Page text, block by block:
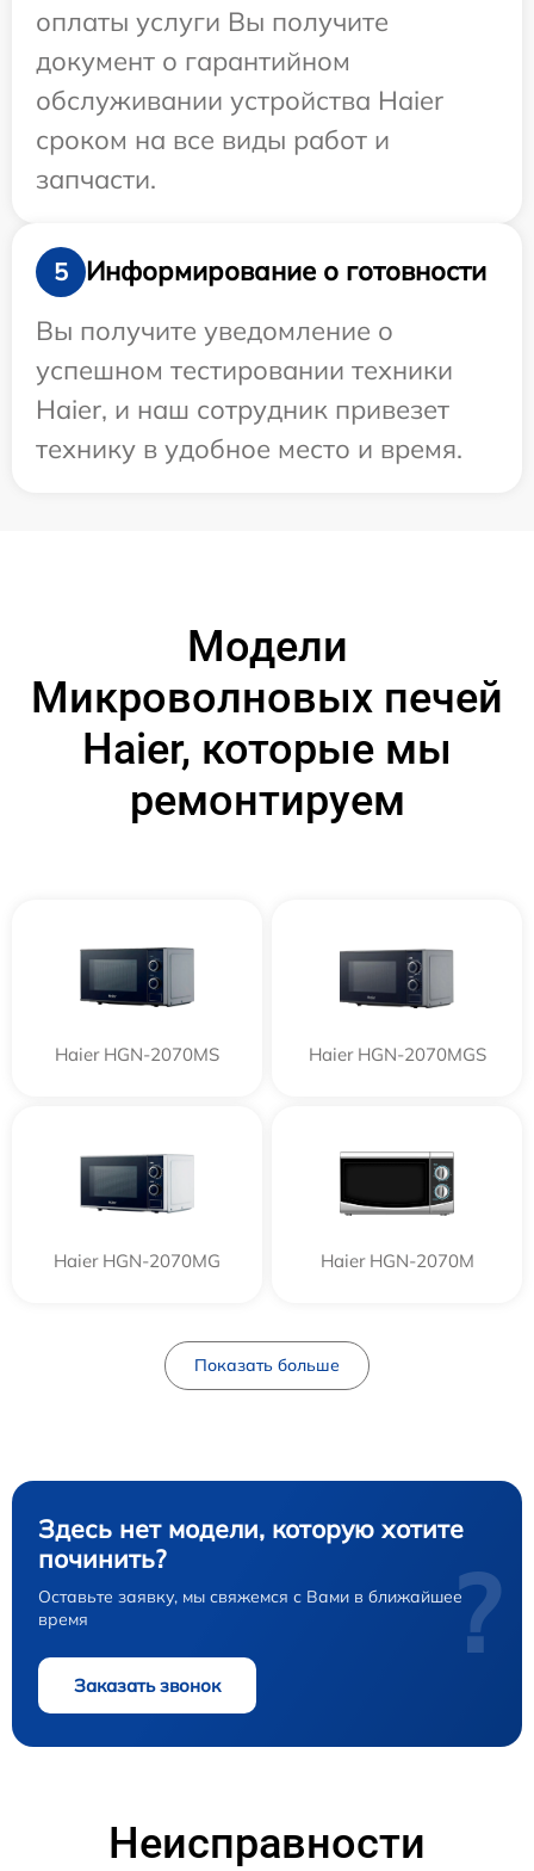
оплаты услуги Вы получите
документ о гарантийном
обслуживании устройства Haier
сроком на все виды работ и
запчасти.
5
Информирование о готовности
Вы получите уведомление о
успешном тестировании техники
Haier, и наш сотрудник привезет
технику в удобное место и время.
Модели
Микроволновых печей
Haier, которые мы
ремонтируем
Haier HGN-2070MS Haier HGN-2070MGS
Haier HGN-2070MG Haier HGN-2070M
Показать больше
Здесь нет модели, которую хотите
починить?
Оставьте заявку, мы свяжемся с Вами в ближайшее
время
Заказать звонок
?
Неисправности